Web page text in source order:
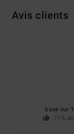
Avis clients
basé sur
71%